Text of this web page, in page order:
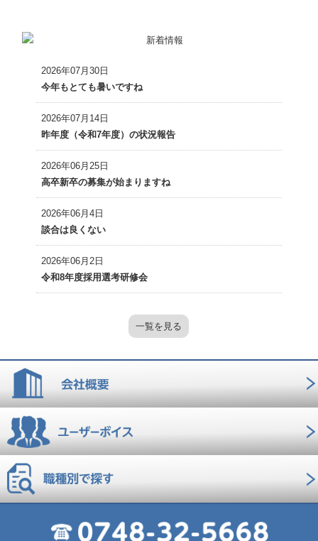
2026年07月30日
今年もとても暑いですね
2026年07月14日
昨年度（令和7年度）の状況報告
2026年06月25日
高卒新卒の募集が始まりますね
2026年06月4日
談合は良くない
2026年06月2日
令和8年度採用選考研修会
一覧を見る